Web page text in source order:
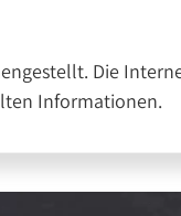
Die
Informationen.